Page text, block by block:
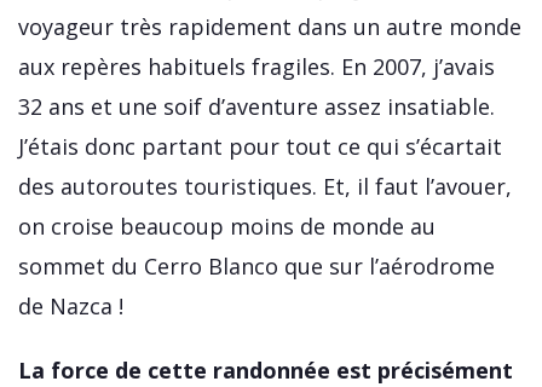
voyageur très rapidement dans un autre monde
aux repères habituels fragiles. En 2007, j’avais
32 ans et une soif d’aventure assez insatiable.
J’étais donc partant pour tout ce qui s’écartait
des autoroutes touristiques. Et, il faut l’avouer,
on croise beaucoup moins de monde au
sommet du Cerro Blanco que sur l’aérodrome
de Nazca !
La force de cette randonnée est précisément